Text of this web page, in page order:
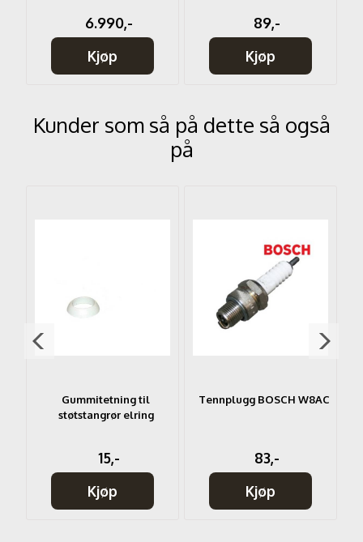
6.990,-
Kjøp
89,-
Kjøp
Kunder som så på dette så også
på
Gummitetning til
støtstangrør elring
15,-
Kjøp
Tennplugg BOSCH W8AC
83,-
Kjøp